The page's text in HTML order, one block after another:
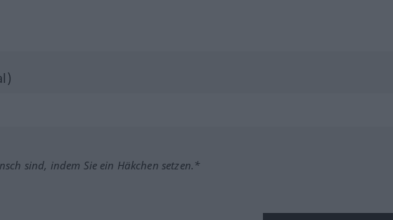
sind, indem Sie ein Häkchen setzen.*